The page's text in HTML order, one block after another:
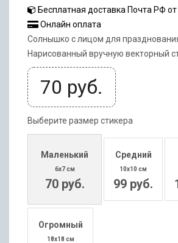
Бесплатная доставка Почта РФ
Онлайн оплата
Солнышко с лицом для
Нарисованный вручную векторный
70 руб.
Выберите размер стикера
Маленький
6x7 см
70 руб.
Средний
10x10 см
99 руб.
Огромный
18x18 см